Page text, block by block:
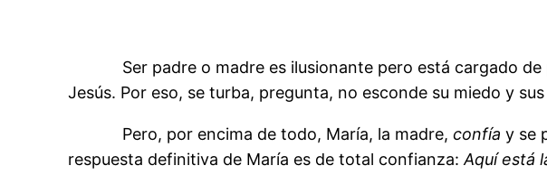
Ser padre o madre es ilusionante pero está cargado de
Jesús. Por eso, se turba, pregunta, no esconde su miedo y
Pero, por encima de todo, María, la madre,confíay se
respuesta definitiva de María es de total confianza:Aquí está